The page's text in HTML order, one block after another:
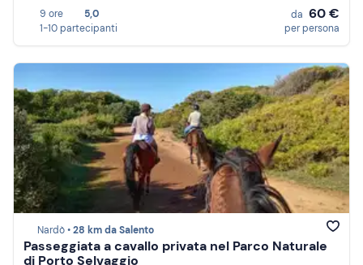
9 ore
5,0
1-10 partecipanti
da 60 €
per persona
Nardò •28 km da Salento
Passeggiata a cavallo privata nel Parco Naturale
di Porto Selvaggio